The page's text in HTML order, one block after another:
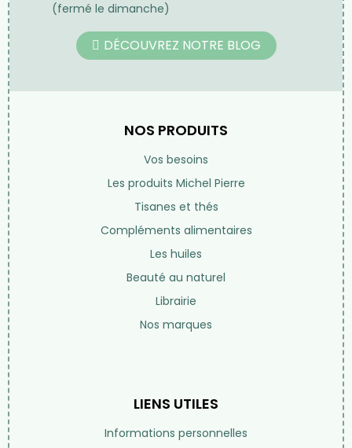
(fermé le dimanche)
DÉCOUVREZ NOTRE BLOG
NOS PRODUITS
Vos besoins
Les produits Michel Pierre
Tisanes et thés
Compléments alimentaires
Les huiles
Beauté au naturel
Librairie
Nos marques
LIENS UTILES
Informations personnelles